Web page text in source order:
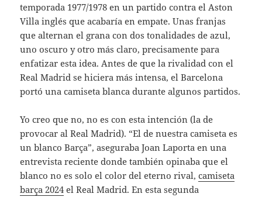
temporada 1977/1978 en un partido contra el Aston
Villa inglés que acabaría en empate. Unas franjas
que alternan el grana con dos tonalidades de azul,
uno oscuro y otro más claro, precisamente para
enfatizar esta idea. Antes de que la rivalidad con el
Real Madrid se hiciera más intensa, el Barcelona
portó una camiseta blanca durante algunos partidos.
Yo creo que no, no es con esta intención (la de
provocar al Real Madrid). “El de nuestra camiseta es
un blanco Barça”, aseguraba Joan Laporta en una
entrevista reciente donde también opinaba que el
blanco no es solo el color del eterno rival,camiseta
barça 2024el Real Madrid. En esta segunda